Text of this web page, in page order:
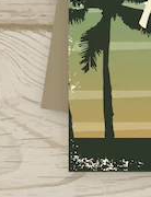
Copyright ©